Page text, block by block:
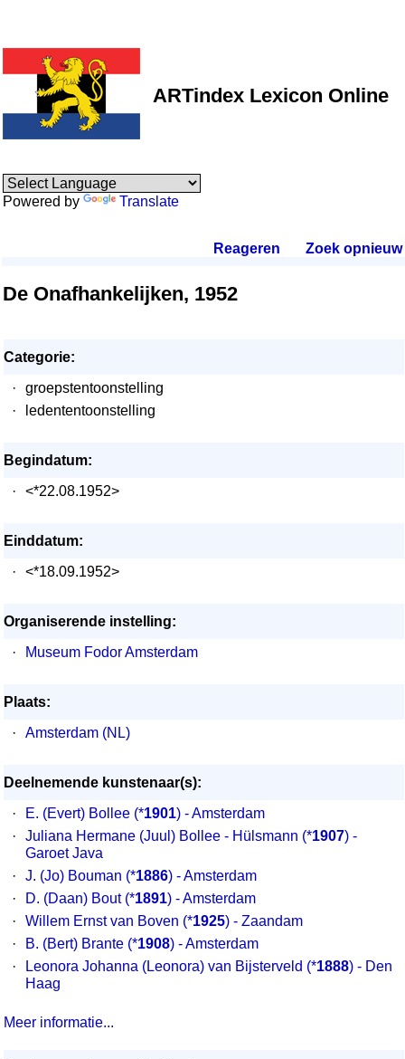
ARTindex Lexicon Online
Powered by Translate
Reageren Zoek opnieuw.
De Onafhankelijken, 1952
Categorie:
·
groepstentoonstelling
·
ledententoonstelling
Begindatum:
·
<*22.08.1952>
Einddatum:
·
<*18.09.1952>
Organiserende instelling:
·
Museum Fodor Amsterdam
Plaats:
·
Amsterdam (NL)
Deelnemende kunstenaar(s):
·
E. (Evert) Bollee (*1901) - Amsterdam
·
Juliana Hermane (Juul) Bollee - Hülsmann (*1907) -
Garoet Java
·
J. (Jo) Bouman (*1886) - Amsterdam
·
D. (Daan) Bout (*1891) - Amsterdam
·
Willem Ernst van Boven (*1925) - Zaandam
·
B. (Bert) Brante (*1908) - Amsterdam
·
Leonora Johanna (Leonora) van Bijsterveld (*1888) - Den
Haag
Meer informatie...